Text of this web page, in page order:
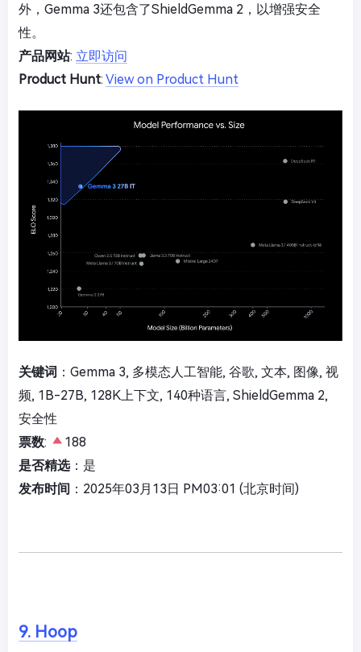
外，Gemma 3还包含了ShieldGemma 2，以增强安全
性。
产品网站: 立即访问
Product Hunt: View on Product Hunt
关键词 ：Gemma 3, 多模态人工智能, 谷歌, 文本, 图像, 视
频, 1B-27B, 128K上下文, 140种语言, ShieldGemma 2,
安全性
票数:
188
是否精选：是
发布时间 ：2025年03月13日 PM03:01 (北京时间)
9. Hoop